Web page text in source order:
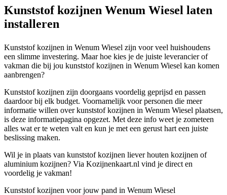
Kunststof kozijnen Wenum Wiesel laten
installeren
Kunststof kozijnen in Wenum Wiesel zijn voor veel huishoudens
een slimme investering. Maar hoe kies je de juiste leverancier of
vakman die bij jou kunststof kozijnen in Wenum Wiesel kan komen
aanbrengen?
Kunststof kozijnen zijn doorgaans voordelig geprijsd en passen
daardoor bij elk budget. Voornamelijk voor personen die meer
informatie willen over kunststof kozijnen in Wenum Wiesel plaatsen,
is deze informatiepagina opgezet. Met deze info weet je zometeen
alles wat er te weten valt en kun je met een gerust hart een juiste
beslissing maken.
Wil je in plaats van kunststof kozijnen liever houten kozijnen of
aluminium kozijnen? Via Kozijnenkaart.nl vind je direct en
voordelig je vakman!
Kunststof kozijnen voor jouw pand in Wenum Wiesel